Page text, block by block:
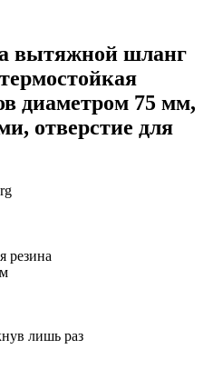
вытяжной шланг
диаметром 75 мм,
отверстие для
резина
лишь раз